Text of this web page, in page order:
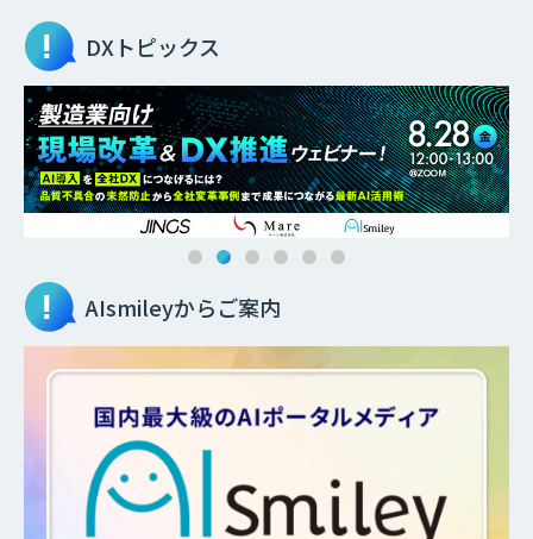
DXトピックス
AIsmileyからご案内